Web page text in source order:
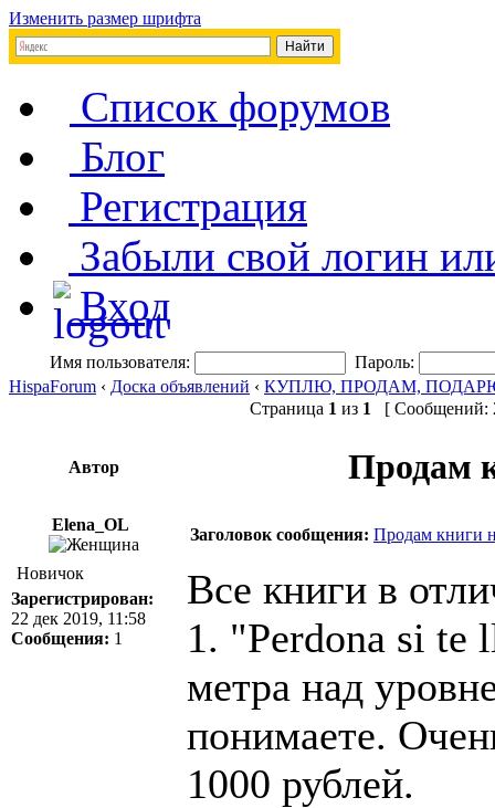
Изменить размер шрифта
Список форумов
Блог
Регистрация
Забыли свой логин
Вход
Имя пользователя:
Пароль:
HispaForum ‹ Доска объявлений ‹ КУПЛЮ, ПРОДАМ,
Страница 1 из 1 [ Сообщений:
Автор Продам
Elena_OL
Заголовок сообщения: Продам книги
Новичок
Зарегистрирован:
22 дек 2019, 11:58
Сообщения: 1
Все книги в
1. "Perdona si te
метра над
понимаете.
1000 рублей.